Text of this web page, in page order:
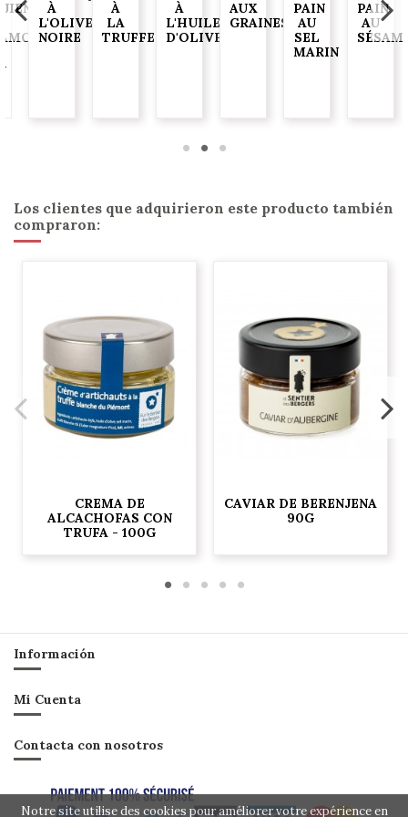
À
L'OLIVE
NOIRE
À
LA
TRUFFE
À
L'HUILE
D'OLIVE
AUX
GRAINES
PAIN
AU
SEL
MARIN
PAIN
AU
SÉSAME
Los clientes que adquirieron este producto también
compraron:
CREMA DE
ALCACHOFAS CON
TRUFA - 100G
CAVIAR DE BERENJENA
90G
Información
Mi Cuenta
Contacta con nosotros
Notre site utilise des cookies pour améliorer votre expérience en